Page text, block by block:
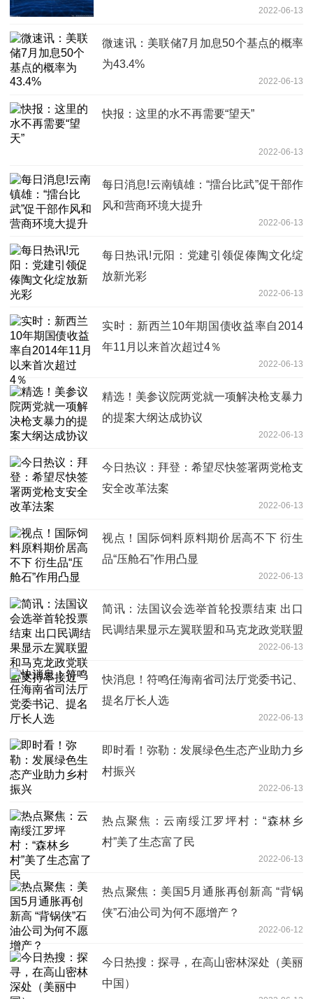
2022-06-13
微速讯：美联储7月加息50个基点的概率
为43.4%
2022-06-13
快报：这里的水不再需要“望天”
2022-06-13
每日消息!云南镇雄：“擂台比武”促干部作
风和营商环境大提升
2022-06-13
每日热讯!元阳：党建引领促傣陶文化绽
放新光彩
2022-06-13
实时：新西兰10年期国债收益率自2014
年11月以来首次超过4％
2022-06-13
精选！美参议院两党就一项解决枪支暴力
的提案大纲达成协议
2022-06-13
今日热议：拜登：希望尽快签署两党枪支
安全改革法案
2022-06-13
视点！国际饲料原料期价居高不下 衍生
品“压舱石”作用凸显
2022-06-13
简讯：法国议会选举首轮投票结束 出口
民调结果显示左翼联盟和马克龙政党联盟
2022-06-13
快消息！符鸣任海南省司法厅党委书记、
提名厅长人选
2022-06-13
即时看！弥勒：发展绿色生态产业助力乡
村振兴
2022-06-13
热点聚焦：云南绥江罗坪村：“森林乡
村”美了生态富了民
2022-06-13
热点聚焦：美国5月通胀再创新高 “背锅
侠”石油公司为何不愿增产？
2022-06-12
今日热搜：探寻，在高山密林深处（美丽
中国）